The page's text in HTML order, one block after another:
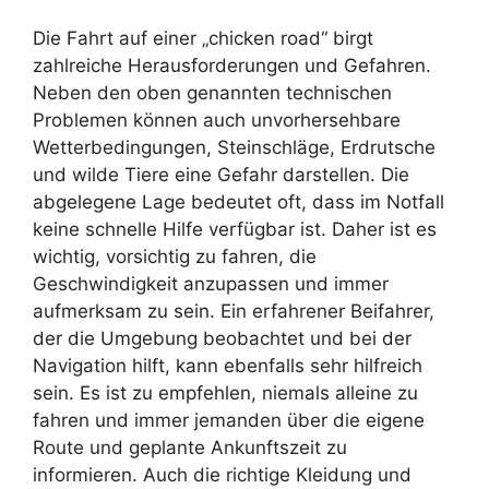
Die Fahrt auf einer „chicken road“ birgt
zahlreiche Herausforderungen und Gefahren.
Neben den oben genannten technischen
Problemen können auch unvorhersehbare
Wetterbedingungen, Steinschläge, Erdrutsche
und wilde Tiere eine Gefahr darstellen. Die
abgelegene Lage bedeutet oft, dass im Notfall
keine schnelle Hilfe verfügbar ist. Daher ist es
wichtig, vorsichtig zu fahren, die
Geschwindigkeit anzupassen und immer
aufmerksam zu sein. Ein erfahrener Beifahrer,
der die Umgebung beobachtet und bei der
Navigation hilft, kann ebenfalls sehr hilfreich
sein. Es ist zu empfehlen, niemals alleine zu
fahren und immer jemanden über die eigene
Route und geplante Ankunftszeit zu
informieren. Auch die richtige Kleidung und